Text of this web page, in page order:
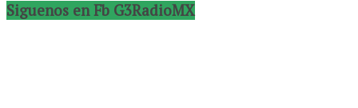
Siguenos en Fb G3RadioMX